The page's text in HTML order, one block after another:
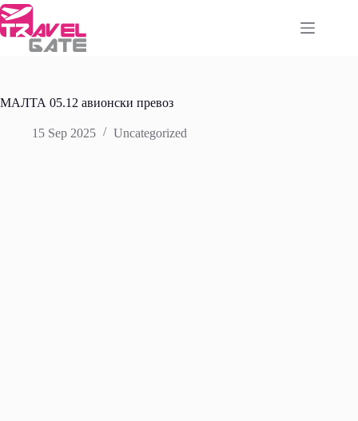
Skip
to
content
МАЛТА 05.12 авионски превоз
15 Sep 2025 Uncategorized